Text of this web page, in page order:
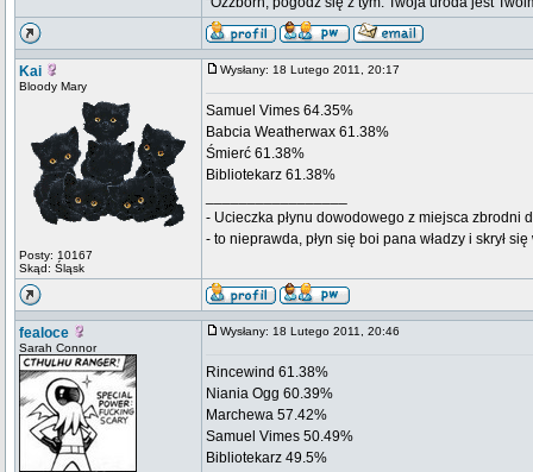
Kai
Bloody Mary
Posty: 10167
Skąd: Śląsk
Wysłany: 18 Lutego 2011, 20:17
Samuel Vimes 64.35%
Babcia Weatherwax 61.38%
Śmierć 61.38%
Bibliotekarz 61.38%
- Ucieczka płynu dowodowego z miejsca zbrodni
- to nieprawda, płyn się boi pana władzy i skrył
fealoce
Sarah Connor
Wysłany: 18 Lutego 2011, 20:46
Rincewind 61.38%
Niania Ogg 60.39%
Marchewa 57.42%
Samuel Vimes 50.49%
Bibliotekarz 49.5%